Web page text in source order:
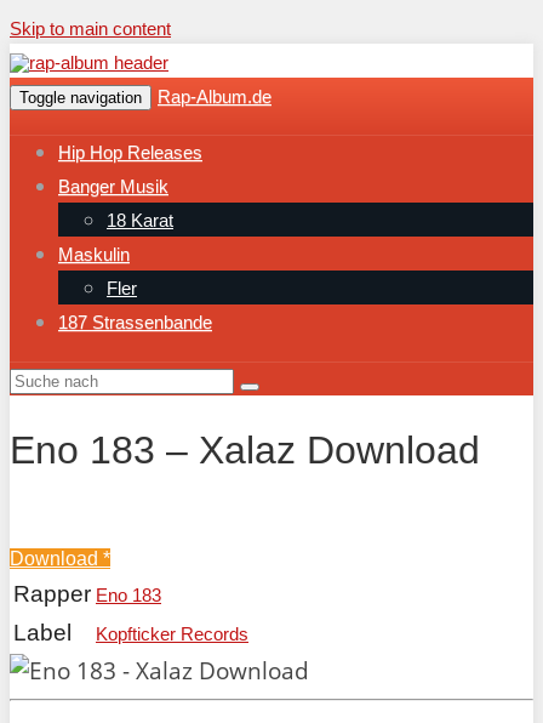
Skip to main content
Toggle navigation Rap-Album.de
Hip Hop Releases
Banger Musik
18 Karat
Maskulin
Fler
187 Strassenbande
Eno 183 – Xalaz Download
Download *
Rapper Eno 183
Label Kopfticker Records